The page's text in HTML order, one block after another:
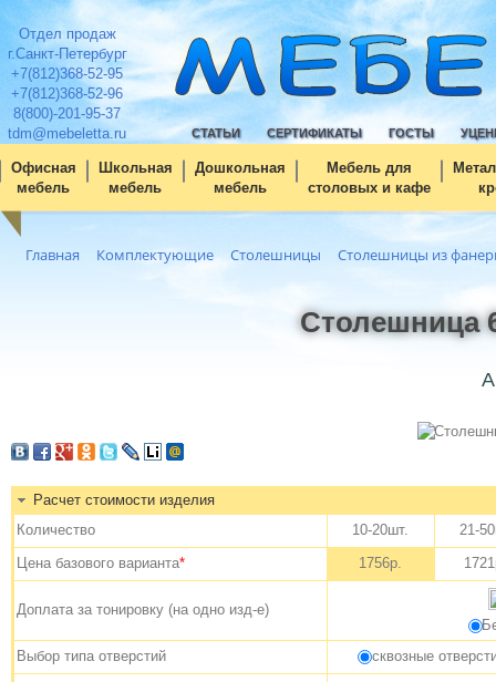
Отдел продаж
г.Санкт-Петербург
+7(812)368-52-95
+7(812)368-52-96
8(800)-201-95-37
tdm@mebeletta.ru
СТАТЬИ СЕРТИФИКАТЫ ГОСТЫ
Офисная
мебель
Школьная
мебель
Дошкольная
мебель
Мебель для
столовых и кафе
Главная Комплектующие Столешницы Столешницы из
Столешница
Расчет стоимости изделия
Количество
10-20шт.
21-
Цена базового варианта* 1756р.
Доплата за тонировку (на одно изд-е)
Выбор типа отверстий
сквозные